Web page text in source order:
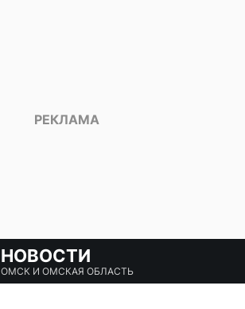
НОВОСТИ
ОМСК И ОМСКАЯ ОБЛАСТЬ